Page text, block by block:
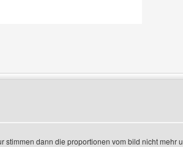
guth
stimmen dann die proportionen vom bild nicht mehr